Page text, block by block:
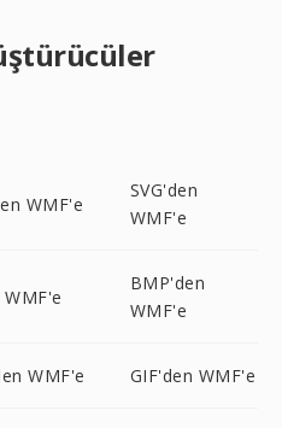
WMF'e
SVG'den
WMF'e
BMP'den
WMF'e
WMF'e GIF'den WMF'e